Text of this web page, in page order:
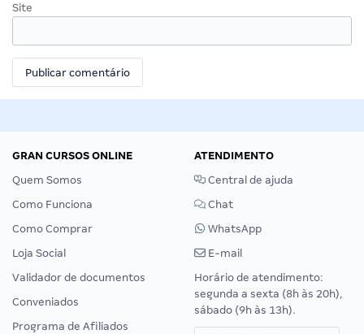
Site
GRAN CURSOS ONLINE
Quem Somos
Como Funciona
Como Comprar
Loja Social
Validador de documentos
Conveniados
Programa de Afiliados
ATENDIMENTO
Central de ajuda
Chat
WhatsApp
E-mail
Horário de atendimento:
segunda a sexta (8h às 20h),
sábado (9h às 13h).